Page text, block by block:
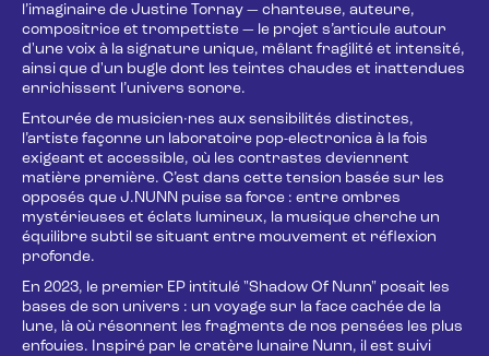
l’imaginaire de Justine Tornay — chanteuse, auteure,
compositrice et trompettiste — le projet s’articule autour
d'une voix à la signature unique, mêlant fragilité et intensité,
ainsi que d'un bugle dont les teintes chaudes et inattendues
enrichissent l’univers sonore.
Entourée de musicien·nes aux sensibilités distinctes,
l’artiste façonne un laboratoire pop-electronica à la fois
exigeant et accessible, où les contrastes deviennent
matière première. C’est dans cette tension basée sur les
opposés que J.NUNN puise sa force : entre ombres
mystérieuses et éclats lumineux, la musique cherche un
équilibre subtil se situant entre mouvement et réflexion
profonde.
En 2023, le premier EP intitulé "Shadow Of Nunn" posait les
bases de son univers : un voyage sur la face cachée de la
lune, là où résonnent les fragments de nos pensées les plus
enfouies. Inspiré par le cratère lunaire Nunn, il est suivi